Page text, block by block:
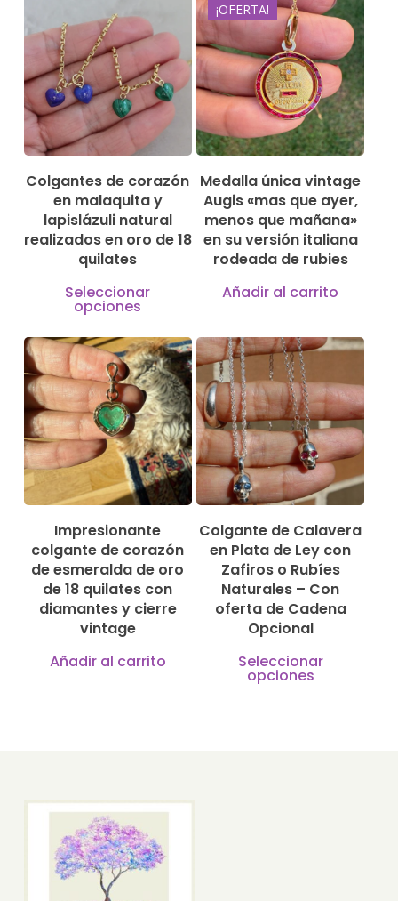
79,00 €
Colgantes de corazón
en malaquita y
lapislázuli natural
realizados en oro de 18
quilates
Seleccionar
opciones
tiene
múltiples
variantes.
Las
opciones
se
pueden
elegir
página
producto
¡OFERTA!2.500,00€
2.250,00€
Medalla única vintage
Augis «mas que ayer,
menos que mañana»
en su versión italiana
rodeada de rubies
Añadir al carrito
Impresionante
colgante de corazón
de esmeralda de oro
de 18 quilates con
diamantes y cierre
vintage
Añadir al carrito
149,00€
169,00 €
Colgante de Calavera
en Plata de Ley con
Zafiros o Rubíes
Naturales – Con
oferta de Cadena
Opcional
Seleccionar
opciones